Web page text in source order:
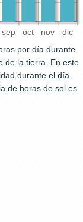
sep oct nov dic
por día durante
de la tierra. En este
durante el día.
de horas de sol es